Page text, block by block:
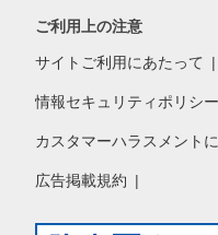
ご利用上の注意
サイトご利用にあたって
情報セキュリティポリシー
カスタマーハラスメント
広告掲載規約